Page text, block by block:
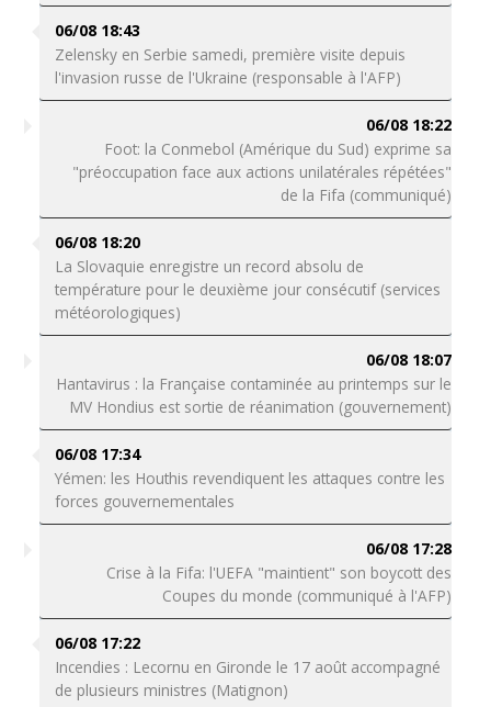
06/08 18:43
Zelensky en Serbie samedi, première visite depuis
l'invasion russe de l'Ukraine (responsable à l'AFP)
06/08 18:22
Foot: la Conmebol (Amérique du Sud) exprime sa
"préoccupation face aux actions unilatérales répétées"
de la Fifa (communiqué)
06/08 18:20
La Slovaquie enregistre un record absolu de
température pour le deuxième jour consécutif (services
météorologiques)
06/08 18:07
Hantavirus : la Française contaminée au printemps sur le
MV Hondius est sortie de réanimation (gouvernement)
06/08 17:34
Yémen: les Houthis revendiquent les attaques contre les
forces gouvernementales
06/08 17:28
Crise à la Fifa: l'UEFA "maintient" son boycott des
Coupes du monde (communiqué à l'AFP)
06/08 17:22
Incendies : Lecornu en Gironde le 17 août accompagné
de plusieurs ministres (Matignon)